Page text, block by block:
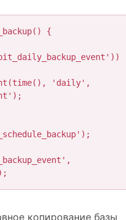
{
копирование базы